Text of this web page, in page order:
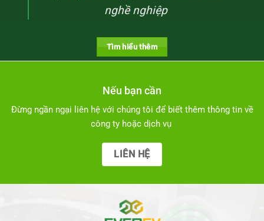
nghề nghiệp
Tìm hiểu thêm
Nếu bạn cần
Đừng ngần ngại liên hệ với chúng tôi để biết thêm thông tin về
công ty hoặc dịch vụ
LIÊN HỆ